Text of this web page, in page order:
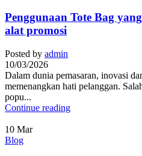
Penggunaan Tote Bag
alat promosi
Posted by admin
10/03/2026
Dalam dunia pemasaran, inovasi
memenangkan hati pelanggan.
popu...
Continue reading
10 Mar
Blog